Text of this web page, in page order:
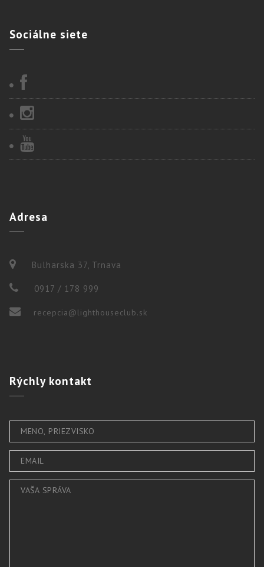
Sociálne siete
Adresa
Bulharska 37, Trnava
0917 / 178 999
recepcia@lighthouseclub.sk
Rýchlykontakt